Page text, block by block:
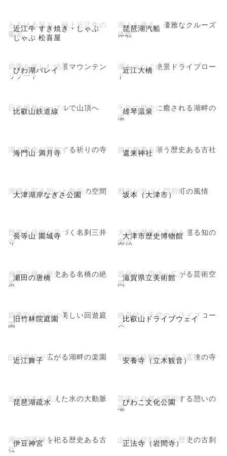
近江牛 すき焼き・しゃぶ
しゃぶ 松喜屋
とろける旨み、極上近江牛の
饗宴
琵琶湖汽船
湖上を巡る、優雅なクルーズ
体験
びわ湖バレイ
四季を楽しむ絶景マウンテン
リゾート
近江大橋
湖をつなぐ絶景ドライブロー
ド
比叡山鉄道線
日本最長ケーブルで山頂へ 雄琴温泉
千年の歴史に癒される湖畔の
湯
海門山 満月寺
湖と歴史が調和する祈りの寺 還来神社
旅の無事を願う歴史ある古社
大津湖岸なぎさ公園
湖畔を彩る憩いと散策の空間 坂本（大津市）
歴史が息づく門前町の風情
長等山 園城寺
歴史と信仰が息づく名刹三井
寺
大津市歴史博物館
大津の歴史と文化を巡る知の
拠点
瀬田の唐橋
夕景に輝く歴史ある名橋の絶
景
滋賀県立美術館
近代から現代へ広がる芸術空
間
旧竹林院庭園
四季彩る静寂の美しい回遊庭
園
比叡山ドライブウェイ
絶景続く天空のドライブコー
ス
近江舞子
白砂青松が広がる湖畔の楽園 安養寺（立木観音）
厄除け祈願で名高い霊験の寺
琵琶湖疏水
近代日本を支えた水の大動脈 びわこ文化公園
芸術と自然が調和する憩いの
場
伊豆神宮
湖の守護神を祀る歴史ある古
社
正法寺（岩間寺）
山中に佇む信仰と歴史の古刹